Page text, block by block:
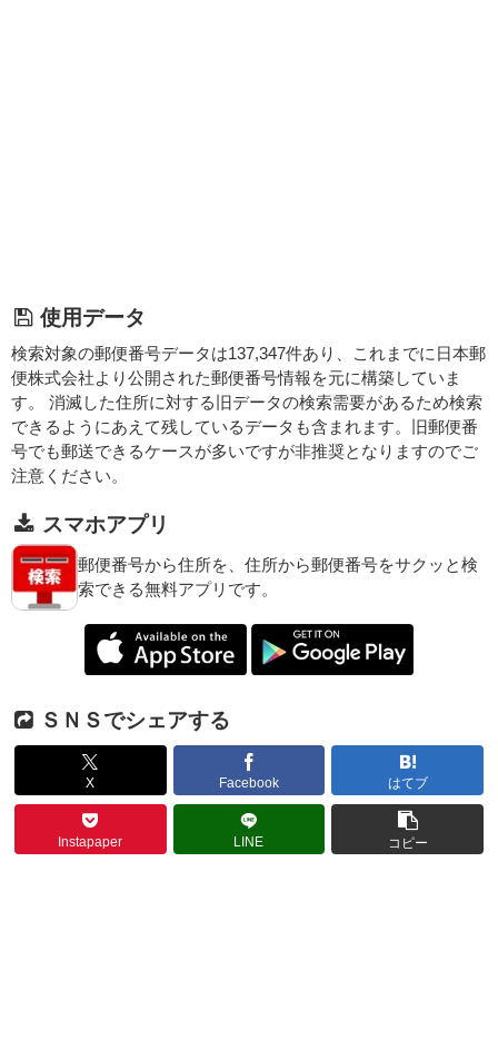
使用データ
検索対象の郵便番号データは137,347件あり、これまでに日本郵
便株式会社より公開された郵便番号情報を元に構築していま
す。 消滅した住所に対する旧データの検索需要があるため検索
できるようにあえて残しているデータも含まれます。旧郵便番
号でも郵送できるケースが多いですが非推奨となりますのでご
注意ください。
スマホアプリ
郵便番号から住所を、住所から郵便番号をサクッと検
索できる無料アプリです。
ＳＮＳでシェアする
X Facebook はてブ
Instapaper LINE コピー